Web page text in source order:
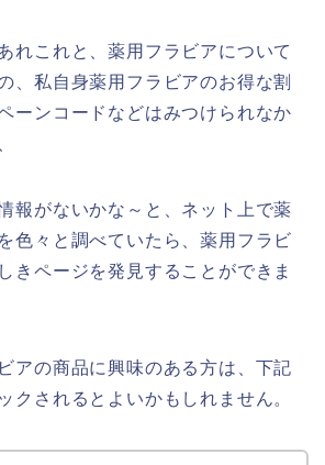
れこれと、薬用フラビアについて
、私自身薬用フラビアのお得な割
ーンコードなどはみつけられなか
報がないかな～と、ネット上で薬
色々と調べていたら、薬用フラビ
きページを発見することができま
アの商品に興味のある方は、下記
クされるとよいかもしれません。